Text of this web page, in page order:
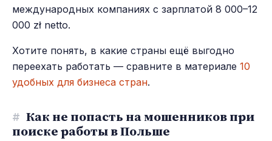
международных компаниях с зарплатой 8 000–12
000 zł netto.
Хотите понять, в какие страны ещё выгодно
переехать работать — сравните в материале 10
удобных для бизнеса стран.
# Как не попасть на мошенников при
поиске работы в Польше